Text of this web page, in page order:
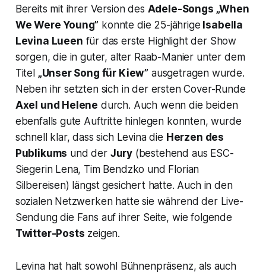
Bereits mit ihrer Version des Adele-Songs „When
We Were Young” konnte die 25-jährige Isabella
Levina Lueen für das erste Highlight der Show
sorgen, die in guter, alter Raab-Manier unter dem
Titel „Unser Song für Kiew” ausgetragen wurde.
Neben ihr setzten sich in der ersten Cover-Runde
Axel und Helene durch. Auch wenn die beiden
ebenfalls gute Auftritte hinlegen konnten, wurde
schnell klar, dass sich Levina die Herzen des
Publikums und der Jury (bestehend aus ESC-
Siegerin Lena, Tim Bendzko und Florian
Silbereisen) längst gesichert hatte. Auch in den
sozialen Netzwerken hatte sie während der Live-
Sendung die Fans auf ihrer Seite, wie folgende
Twitter-Posts zeigen.
Levina hat halt sowohl Bühnenpräsenz, als auch